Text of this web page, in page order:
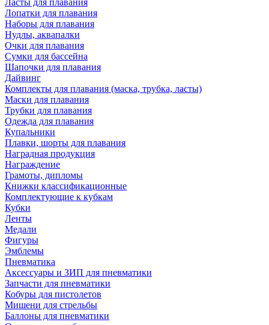
Ласты для плавания
Лопатки для плавания
Наборы для плавания
Нудлы, аквапалки
Очки для плавания
Сумки для бассейна
Шапочки для плавания
Дайвинг
Комплекты для плавания (маска, трубка, ласты)
Маски для плавания
Трубки для плавания
Одежда для плавания
Купальники
Плавки, шорты для плавания
Наградная продукция
Награждение
Грамоты, дипломы
Книжки классификационные
Комплектующие к кубкам
Кубки
Ленты
Медали
Фигуры
Эмблемы
Пневматика
Аксессуары и ЗИП для пневматики
Запчасти для пневматики
Кобуры для пистолетов
Мишени для стрельбы
Баллоны для пневматики